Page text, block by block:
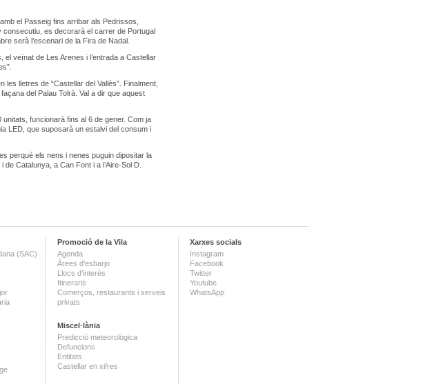
el Passeig fins arribar als Pedrissos,
consecutiu, es decorarà el carrer de Portugal
serà l’escenari de la Fira de Nadal.
veïnat de Les Arenes i l’entrada a Castellar
les lletres de “Castellar del Vallès”. Finalment,
del Palau Tolrà. Val a dir que aquest
funcionarà fins al 6 de gener. Com ja
LED, que suposarà un estalvi del consum i
perquè els nens i nenes puguin dipositar la
Catalunya, a Can Font i a l’Aire-Sol D.
(SAC)
Promoció de la Vila
Agenda
Àrees d'esbarjo
Llocs d'interès
Itineraris
Comerços, restaurants i serveis
privats
Miscel·lània
Predicció meteorològica
Defuncions
Entitats
Castellar en xifres
Xarxes socials
Instagram
Facebook
Twitter
Youtube
WhatsApp